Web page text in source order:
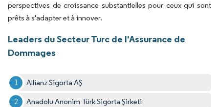
perspectives de croissance substantielles pour ceux qui sont
prêts à s'adapter et à innover.
Leaders du Secteur Turc de l'Assurance de
Dommages
Allianz Sigorta AŞ
Anadolu Anonim Türk Sigorta Şirketi